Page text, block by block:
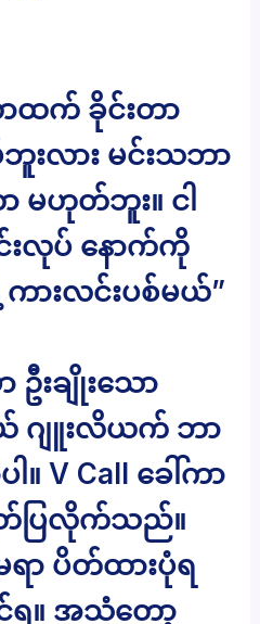
က် ခိုင်းတာ
းလား မင်းသဘာ
မဟုတ်ဘူး။ ငါ
လုပ် နောက်ကို
ကားလင်းပစ်မယ်”
ဦးချိုးသော
ဂျူးလိယက် ဘာ
V Call ခေါ်ကာ
တ်ပြလိုက်သည်။
ပိတ်ထားပုံရ
ရ။ အသံတော့